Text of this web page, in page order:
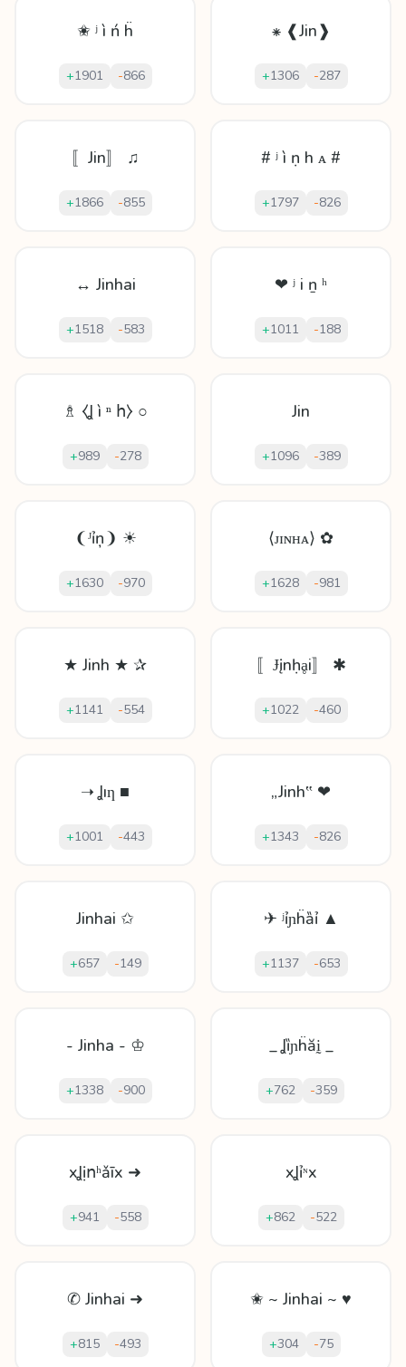
✬ ʲ ì ń ḧ
+1901 -866
⁕ ❰Jin❱
+1306 -287
〚Jin〛 ♫
+1866 -855
# ʲ ì ṇ h ᴀ #
+1797 -826
↔ Jinhai
+1518 -583
❤ ʲ і ṉ ʰ
+1011 -188
♗ ⧼Ʝ ì ⁿ հ⧽ ○
+989 -278
Jin
+1096 -389
❨ᴶỉņ❩ ☀
+1630 -970
⟨ᴊɪɴʜᴀ⟩ ✿
+1628 -981
★ Jinh ★ ✰
+1141 -554
〚Ɉįnḥḁi〛 ✱
+1022 -460
➝ Ʝıƞ ■
+1001 -443
„Jinh‟ ❤
+1343 -826
Jinhai ✩
+657 -149
✈ ʲỉɲḧȁỉ ▲
+1137 -653
- Jinha - ♔
+1338 -900
_ Ʝȉɲḧăḭ _
+762 -359
xꞲịոʰǎīx ➜
+941 -558
xꞲỉᶰx
+862 -522
✆ Jinhai ➜
+815 -493
✬ ~ Jinhai ~ ♥
+304 -75